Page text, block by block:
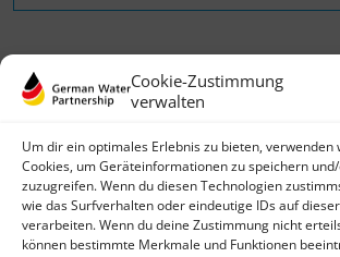
Cookie-Zustimmung
verwalten
Um dir ein optimales Erlebnis zu bieten, verwenden
Cookies, um Geräteinformationen zu speichern
zuzugreifen. Wenn du diesen Technologien
wie das Surfverhalten oder eindeutige IDs auf
verarbeiten. Wenn du deine Zustimmung nicht
können bestimmte Merkmale und Funktionen
German Water Partnership e.V.
Invalidenstraße 91
10115 Berlin, Germany
+49 30 3988722 0